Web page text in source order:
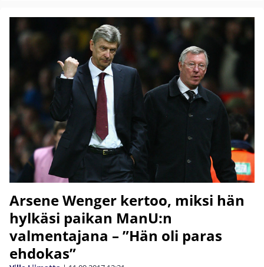
Arsene Wenger kertoo, miksi hän
hylkäsi paikan ManU:n
valmentajana – ”Hän oli paras
ehdokas”